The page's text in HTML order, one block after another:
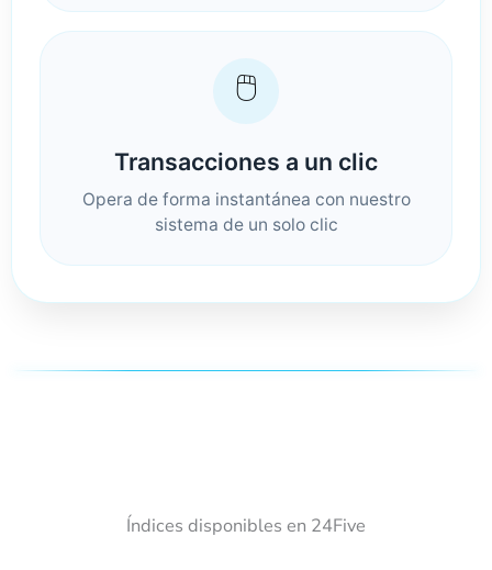
🖱️
Transacciones a un clic
Opera de forma instantánea con nuestro
sistema de un solo clic
Índices disponibles en 24Five